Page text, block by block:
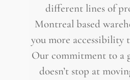
different lines of
Montreal based
you more accessibility
Our commitment to a
doesn’t stop at